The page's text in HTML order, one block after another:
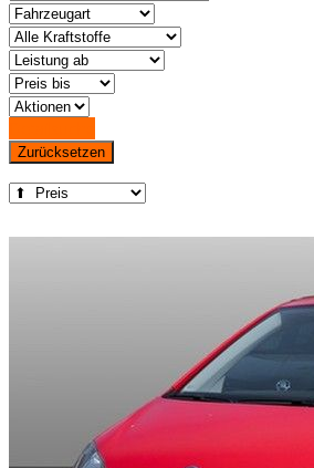
Zurücksetzen